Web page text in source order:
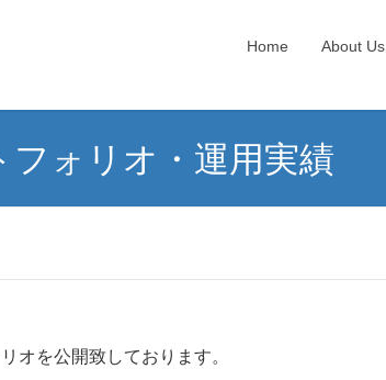
Home About Us
ォリオ・運用実績
オを公開致しております。